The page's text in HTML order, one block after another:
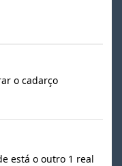
o cadarço
está o outro 1 real